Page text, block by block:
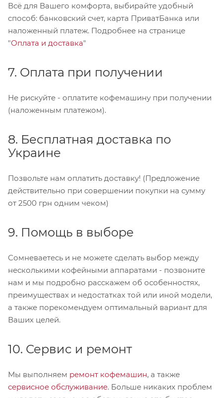
Всё для Вашего комфорта, выбирайте удобный
способ: банковский счет, карта ПриватБанка или
наложенный платеж. Подробнее на странице
"Оплата и доставка"
7. Оплата при получении
Не рискуйте - оплатите кофемашину при получении
(наложенным платежом).
8. Бесплатная доставка по
Украине
Позвольте нам оплатить доставку! (Предложение
действительно при совершении покупки на сумму
от 2500 грн одним чеком)
9. Помощь в выборе
Сомневаетесь и не можете сделать выбор между
несколькими кофейными аппаратами - позвоните
нам и мы подробно расскажем об особенностях,
преимуществах и недостатках той или иной модели,
а также порекомендуем оптимальный вариант для
Ваших целей.
10. Сервис и ремонт
Мы выполняем ремонт кофемашин, а также
сервисное обслуживание. Больше никаких проблем